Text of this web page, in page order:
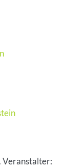
anzeigen
Veranstalter: